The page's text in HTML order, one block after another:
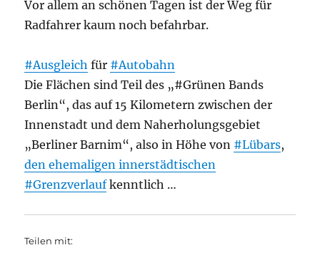
Vor allem an schönen Tagen ist der Weg für
Radfahrer kaum noch befahrbar.
#Ausgleich für #Autobahn
Die Flächen sind Teil des „#Grünen Bands
Berlin“, das auf 15 Kilometern zwischen der
Innenstadt und dem Naherholungsgebiet
„Berliner Barnim“, also in Höhe von #Lübars,
den ehemaligen innerstädtischen
#Grenzverlaufkenntlich …
Teilen mit: